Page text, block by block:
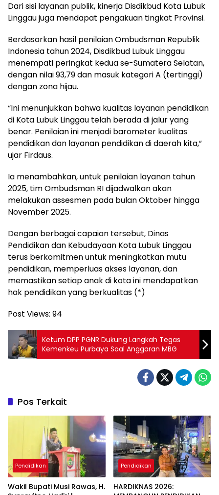
Dari sisi layanan publik, kinerja Disdikbud Kota Lubuk
Linggau juga mendapat pengakuan tingkat Provinsi.
Berdasarkan hasil penilaian Ombudsman Republik
Indonesia tahun 2024, Disdikbud Lubuk Linggau
menempati peringkat kedua se-Sumatera Selatan,
dengan nilai 93,79 dan masuk kategori A (tertinggi)
dengan zona hijau.
“Ini menunjukkan bahwa kualitas layanan pendidikan
di Kota Lubuk Linggau telah berada di jalur yang
benar. Penilaian ini menjadi barometer kualitas
pendidikan dan layanan pendidikan di daerah kita,”
ujar Firdaus.
Ia menambahkan, untuk penilaian layanan tahun
2025, tim Ombudsman RI dijadwalkan akan
melakukan assesmen pada bulan Oktober hingga
November 2025.
Dengan berbagai capaian tersebut, Dinas
Pendidikan dan Kebudayaan Kota Lubuk Linggau
terus berkomitmen untuk meningkatkan mutu
pendidikan, memperluas akses layanan, dan
memastikan setiap anak di kota ini mendapatkan
hak pendidikan yang berkualitas (*)
Post Views: 94
Ketum DPP PGNR Dukung Langkah Tegas
Kemenkeu Purbaya Soal Anggaran MBG
Pos Terkait
Pendidikan
Wakil Bupati Musi Rawas, H.
Pendidikan
HARDIKNAS 2026: